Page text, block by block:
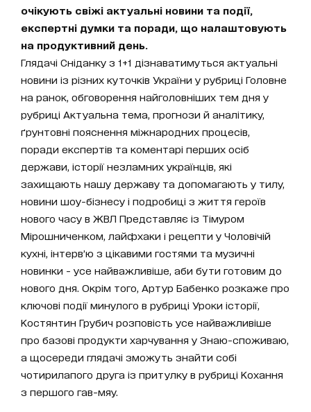
очікують свіжі актуальні новини та події,
експертні думки та поради, що налаштовують
на продуктивний день.
Глядачі Сніданку з 1+1 дізнаватимуться актуальні
новини із різних куточків України у рубриці Головне
на ранок, обговорення найголовніших тем дня у
рубриці Актуальна тема, прогнози й аналітику,
ґрунтовні пояснення міжнародних процесів,
поради експертів та коментарі перших осіб
держави, історії незламних українців, які
захищають нашу державу та допомагають у тилу,
новини шоу-бізнесу і подробиці з життя героїв
нового часу в ЖВЛ Представляє із Тімуром
Мірошниченком, лайфхаки і рецепти у Чоловічій
кухні, інтерв’ю з цікавими гостями та музичні
новинки - усе найважливіше, аби бути готовим до
нового дня. Окрім того, Артур Бабенко розкаже про
ключові події минулого в рубриці Уроки історії,
Костянтин Грубич розповість усе найважливіше
про базові продукти харчування у Знаю-споживаю,
а щосереди глядачі зможуть знайти собі
чотирилапого друга із притулку в рубриці Кохання
з першого гав-мяу.